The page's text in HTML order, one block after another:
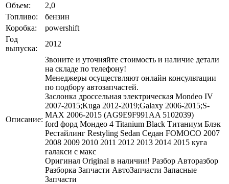
Объем:
2,0
Топливо:
бензин
Коробка:
powershift
Год
выпуска:
2012
Описание:
Звоните и уточняйте стоимость и наличие детали
на складе по телефону!
Менеджеры осуществляют онлайн консультации
по подбору автозапчастей.
Заслонка дроссельная электрическая Mondeo IV
2007-2015;Kuga 2012-2019;Galaxy 2006-2015;S-
MAX 2006-2015 (AG9E9F991AA 5102039)
ford форд Мондео 4 Titanium Black Титаниум Блэк
Рестайлинг Restyling Sedan Седан FOMOCO 2007
2008 2009 2010 2011 2012 2013 2014 2015 куга
галакси с макс
Оригинал Original в наличии! Разбор Авторазбор
Разборка Запчасти АвтоЗапчасти Запасные
Запчасти